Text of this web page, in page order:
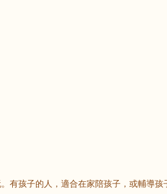
有孩子的人，適合在家陪孩子，或輔導孩